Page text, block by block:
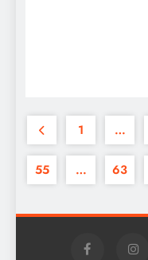
1 …
55 … 63